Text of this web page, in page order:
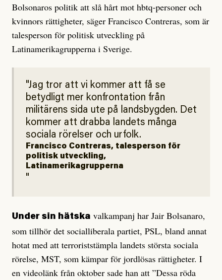
Bolsonaros politik att slå hårt mot hbtq-personer och
kvinnors rättigheter, säger Francisco Contreras, som är
talesperson för politisk utveckling på
Latinamerikagrupperna i Sverige.
Jag tror att vi kommer att få se
betydligt mer konfrontation från
militärens sida ute på landsbygden. Det
kommer att drabba landets många
sociala rörelser och urfolk.
Francisco Contreras, talesperson för
politisk utveckling,
Latinamerikagrupperna
Under sin hätska valkampanj har Jair Bolsanaro,
som tillhör det socialliberala partiet, PSL, bland annat
hotat med att terroriststämpla landets största sociala
rörelse, MST, som kämpar för jordlösas rättigheter. I
en videolänk från oktober sade han att ”Dessa röda